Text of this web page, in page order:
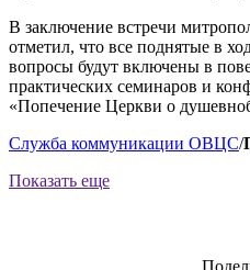
В заключение встречи
отметил, что все поднятые в
вопросы будут включены в
практических семинаров и
«Попечение Церкви о
Служба коммуникации ОВЦС/
Показать еще